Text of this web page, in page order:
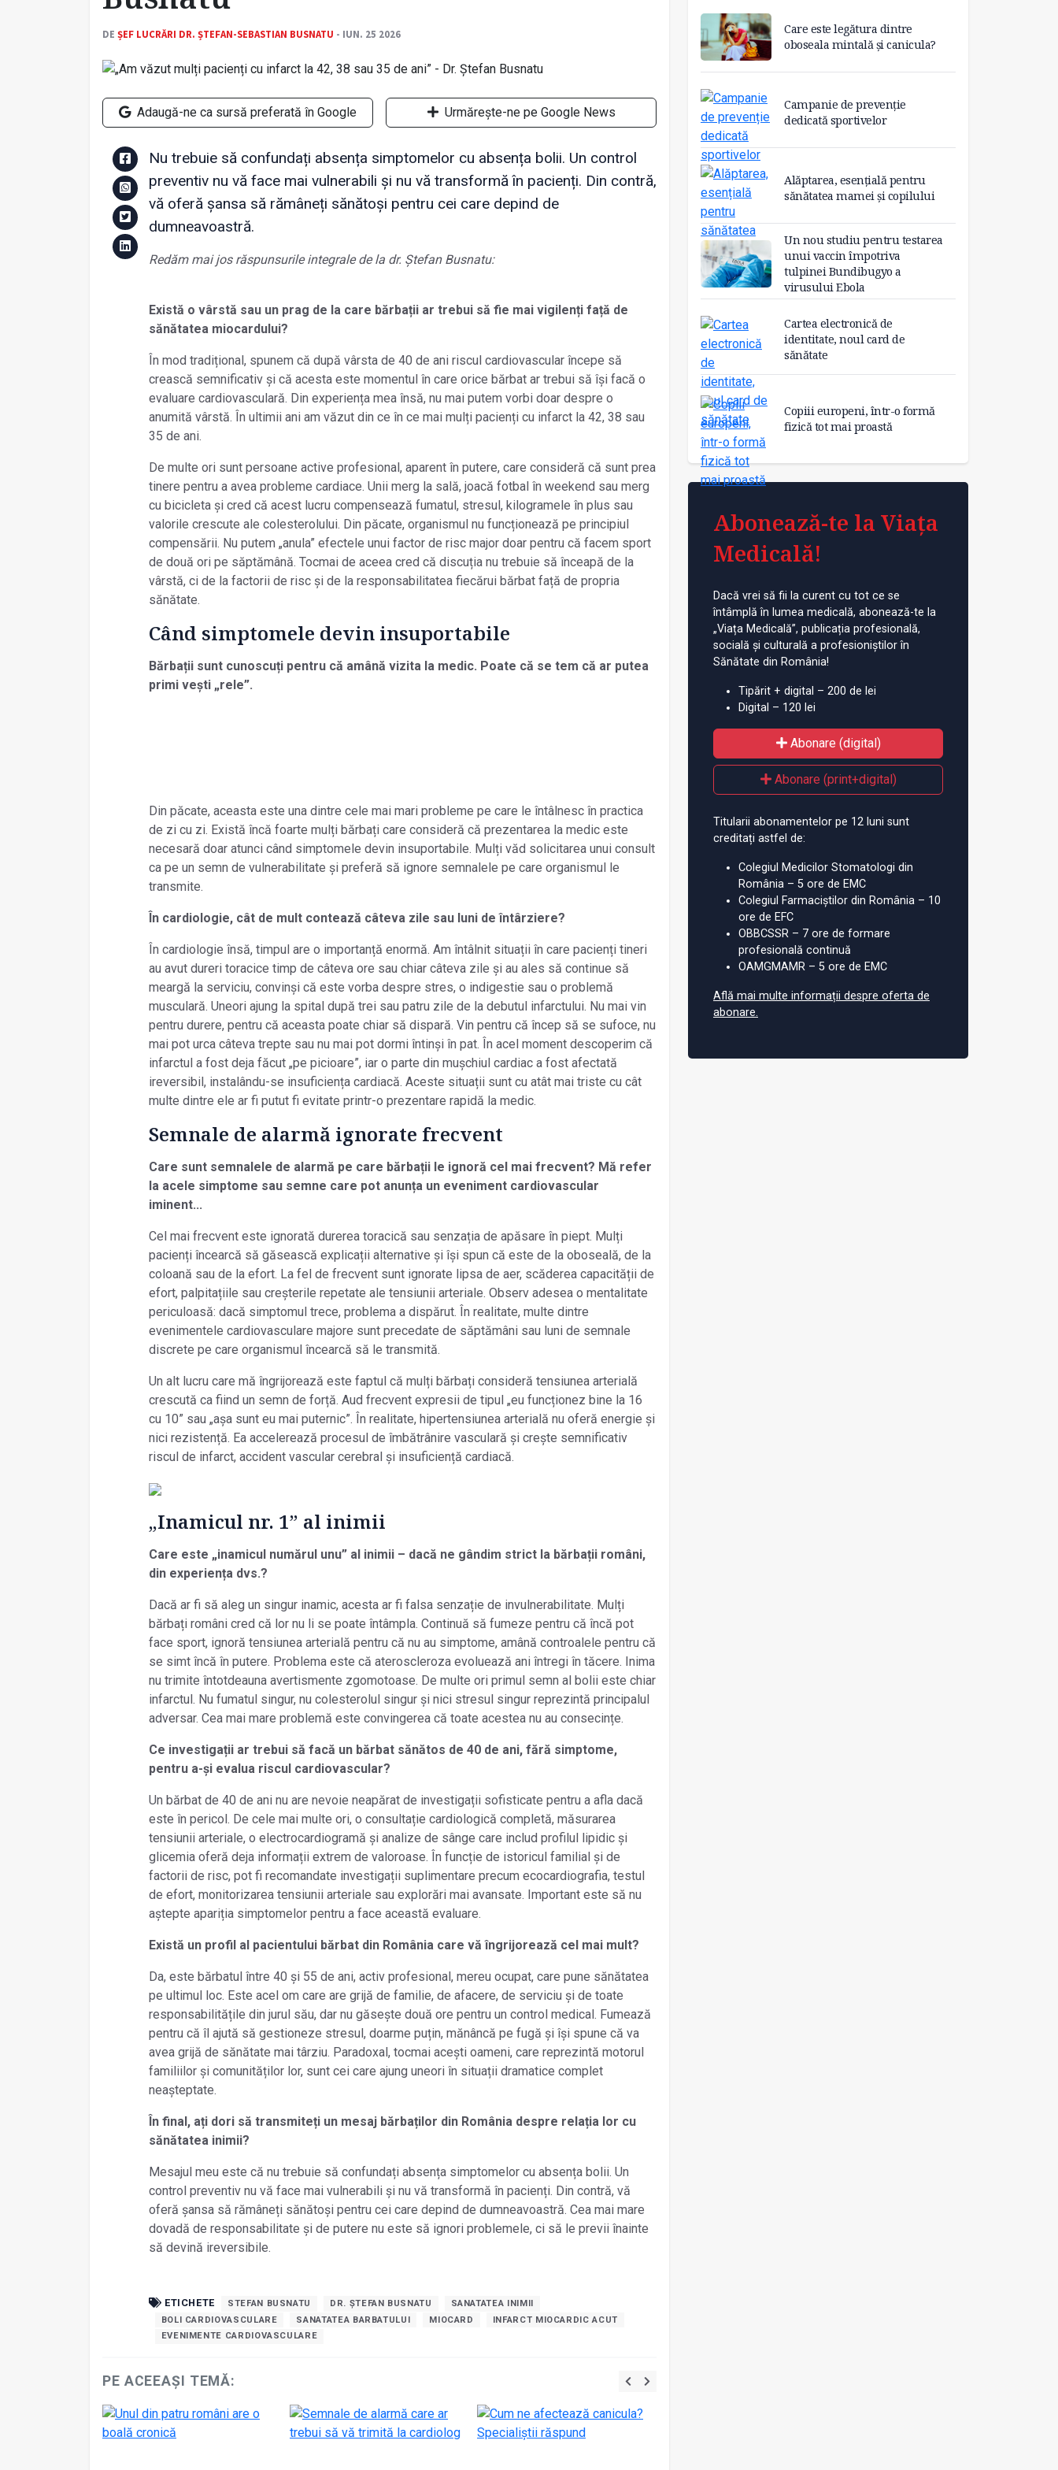
DE ȘEF LUCRĂRI DR. ȘTEFAN-SEBASTIAN BUSNATU - IUN. 25 2026
Adaugă-ne ca sursă preferată în Google Urmărește-ne pe Google News
Nu trebuie să confundați absența simptomelor cu absența bolii. Un control
preventiv nu vă face mai vulnerabili și nu vă transformă în pacienți. Din contră,
vă oferă șansa să rămâneți sănătoși pentru cei care depind de
dumneavoastră.
Redăm mai jos răspunsurile integrale de la dr. Ștefan Busnatu:
Există o vârstă sau un prag de la care bărbații ar trebui să fie mai vigilenți față de
sănătatea miocardului?
În mod tradițional, spunem că după vârsta de 40 de ani riscul cardiovascular începe să
crească semnificativ și că acesta este momentul în care orice bărbat ar trebui să își facă o
evaluare cardiovasculară. Din experiența mea însă, nu mai putem vorbi doar despre o
anumită vârstă. În ultimii ani am văzut din ce în ce mai mulți pacienți cu infarct la 42, 38 sau
35 de ani.
De multe ori sunt persoane active profesional, aparent în putere, care consideră că sunt prea
tinere pentru a avea probleme cardiace. Unii merg la sală, joacă fotbal în weekend sau merg
cu bicicleta și cred că acest lucru compensează fumatul, stresul, kilogramele în plus sau
valorile crescute ale colesterolului. Din păcate, organismul nu funcționează pe principiul
compensării. Nu putem „anula” efectele unui factor de risc major doar pentru că facem sport
de două ori pe săptămână. Tocmai de aceea cred că discuția nu trebuie să înceapă de la
vârstă, ci de la factorii de risc și de la responsabilitatea fiecărui bărbat față de propria
sănătate.
Când simptomele devin insuportabile
Bărbații sunt cunoscuți pentru că amână vizita la medic. Poate că se tem că ar putea
primi vești „rele”.
Din păcate, aceasta este una dintre cele mai mari probleme pe care le întâlnesc în practica
de zi cu zi. Există încă foarte mulți bărbați care consideră că prezentarea la medic este
necesară doar atunci când simptomele devin insuportabile. Mulți văd solicitarea unui consult
ca pe un semn de vulnerabilitate și preferă să ignore semnalele pe care organismul le
transmite.
În cardiologie, cât de mult contează câteva zile sau luni de întârziere?
În cardiologie însă, timpul are o importanță enormă. Am întâlnit situații în care pacienți tineri
au avut dureri toracice timp de câteva ore sau chiar câteva zile și au ales să continue să
meargă la serviciu, convinși că este vorba despre stres, o indigestie sau o problemă
musculară. Uneori ajung la spital după trei sau patru zile de la debutul infarctului. Nu mai vin
pentru durere, pentru că aceasta poate chiar să dispară. Vin pentru că încep să se sufoce, nu
mai pot urca câteva trepte sau nu mai pot dormi întinși în pat. În acel moment descoperim că
infarctul a fost deja făcut „pe picioare”, iar o parte din mușchiul cardiac a fost afectată
ireversibil, instalându-se insuficiența cardiacă. Aceste situații sunt cu atât mai triste cu cât
multe dintre ele ar fi putut fi evitate printr-o prezentare rapidă la medic.
Semnale de alarmă ignorate frecvent
Care sunt semnalele de alarmă pe care bărbații le ignoră cel mai frecvent? Mă refer
la acele simptome sau semne care pot anunța un eveniment cardiovascular
iminent...
Cel mai frecvent este ignorată durerea toracică sau senzația de apăsare în piept. Mulți
pacienți încearcă să găsească explicații alternative și își spun că este de la oboseală, de la
coloană sau de la efort. La fel de frecvent sunt ignorate lipsa de aer, scăderea capacității de
efort, palpitațiile sau creșterile repetate ale tensiunii arteriale. Observ adesea o mentalitate
periculoasă: dacă simptomul trece, problema a dispărut. În realitate, multe dintre
evenimentele cardiovasculare majore sunt precedate de săptămâni sau luni de semnale
discrete pe care organismul încearcă să le transmită.
Un alt lucru care mă îngrijorează este faptul că mulți bărbați consideră tensiunea arterială
crescută ca fiind un semn de forță. Aud frecvent expresii de tipul „eu funcționez bine la 16
cu 10” sau „așa sunt eu mai puternic”. În realitate, hipertensiunea arterială nu oferă energie și
nici rezistență. Ea accelerează procesul de îmbătrânire vasculară și crește semnificativ
riscul de infarct, accident vascular cerebral și insuficiență cardiacă.
„Inamicul nr. 1” al inimii
Care este „inamicul numărul unu” al inimii – dacă ne gândim strict la bărbații români,
din experiența dvs.?
Dacă ar fi să aleg un singur inamic, acesta ar fi falsa senzație de invulnerabilitate. Mulți
bărbați români cred că lor nu li se poate întâmpla. Continuă să fumeze pentru că încă pot
face sport, ignoră tensiunea arterială pentru că nu au simptome, amână controalele pentru că
se simt încă în putere. Problema este că ateroscleroza evoluează ani întregi în tăcere. Inima
nu trimite întotdeauna avertismente zgomotoase. De multe ori primul semn al bolii este chiar
infarctul. Nu fumatul singur, nu colesterolul singur și nici stresul singur reprezintă principalul
adversar. Cea mai mare problemă este convingerea că toate acestea nu au consecințe.
Ce investigații ar trebui să facă un bărbat sănătos de 40 de ani, fără simptome,
pentru a-și evalua riscul cardiovascular?
Un bărbat de 40 de ani nu are nevoie neapărat de investigații sofisticate pentru a afla dacă
este în pericol. De cele mai multe ori, o consultație cardiologică completă, măsurarea
tensiunii arteriale, o electrocardiogramă și analize de sânge care includ profilul lipidic și
glicemia oferă deja informații extrem de valoroase. În funcție de istoricul familial și de
factorii de risc, pot fi recomandate investigații suplimentare precum ecocardiografia, testul
de efort, monitorizarea tensiunii arteriale sau explorări mai avansate. Important este să nu
aștepte apariția simptomelor pentru a face această evaluare.
Există un profil al pacientului bărbat din România care vă îngrijorează cel mai mult?
Da, este bărbatul între 40 și 55 de ani, activ profesional, mereu ocupat, care pune sănătatea
pe ultimul loc. Este acel om care are grijă de familie, de afacere, de serviciu și de toate
responsabilitățile din jurul său, dar nu găsește două ore pentru un control medical. Fumează
pentru că îl ajută să gestioneze stresul, doarme puțin, mănâncă pe fugă și își spune că va
avea grijă de sănătate mai târziu. Paradoxal, tocmai acești oameni, care reprezintă motorul
familiilor și comunităților lor, sunt cei care ajung uneori în situații dramatice complet
neașteptate.
În final, ați dori să transmiteți un mesaj bărbaților din România despre relația lor cu
sănătatea inimii?
Mesajul meu este că nu trebuie să confundați absența simptomelor cu absența bolii. Un
control preventiv nu vă face mai vulnerabili și nu vă transformă în pacienți. Din contră, vă
oferă șansa să rămâneți sănătoși pentru cei care depind de dumneavoastră. Cea mai mare
dovadă de responsabilitate și de putere nu este să ignori problemele, ci să le previi înainte
să devină ireversibile.
ETICHETE STEFAN BUSNATU DR. ȘTEFAN BUSNATU
SANATATEA INIMII
BOLI CARDIOVASCULARE
SANATATEA BARBATULUI MIOCARD
INFARCT MIOCARDIC ACUT
EVENIMENTE CARDIOVASCULARE
PE ACEEAȘI TEMĂ:
Care este legătura dintre
oboseala mintală și canicula?
Campanie de prevenție
dedicată sportivelor
Alăptarea, esențială pentru
sănătatea mamei și copilului
Un nou studiu pentru testarea
unui vaccin împotriva
tulpinei Bundibugyo a
virusului Ebola
Cartea electronică de
identitate, noul card de
sănătate
Copiii europeni, într-o formă
fizică tot mai proastă
Abonează-te la Viața
Medicală!
Dacă vrei să fii la curent cu tot ce se
întâmplă în lumea medicală, abonează-te la
„Viața Medicală”, publicația profesională,
socială și culturală a profesioniștilor în
Sănătate din România!
Tipărit + digital – 200 de lei
Digital – 120 lei
Abonare (digital)
Abonare (print+digital)
Titularii abonamentelor pe 12 luni sunt
creditați astfel de:
Colegiul Medicilor Stomatologi din
România – 5 ore de EMC
Colegiul Farmaciștilor din România – 10
ore de EFC
OBBCSSR – 7 ore de formare
profesională continuă
OAMGMAMR – 5 ore de EMC
Află mai multe informații despre oferta de
abonare.